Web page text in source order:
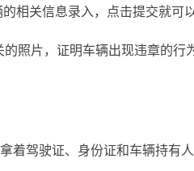
相关信息录入，点击提交就可
照片，证明车辆出现违章的行
着驾驶证、身份证和车辆持有